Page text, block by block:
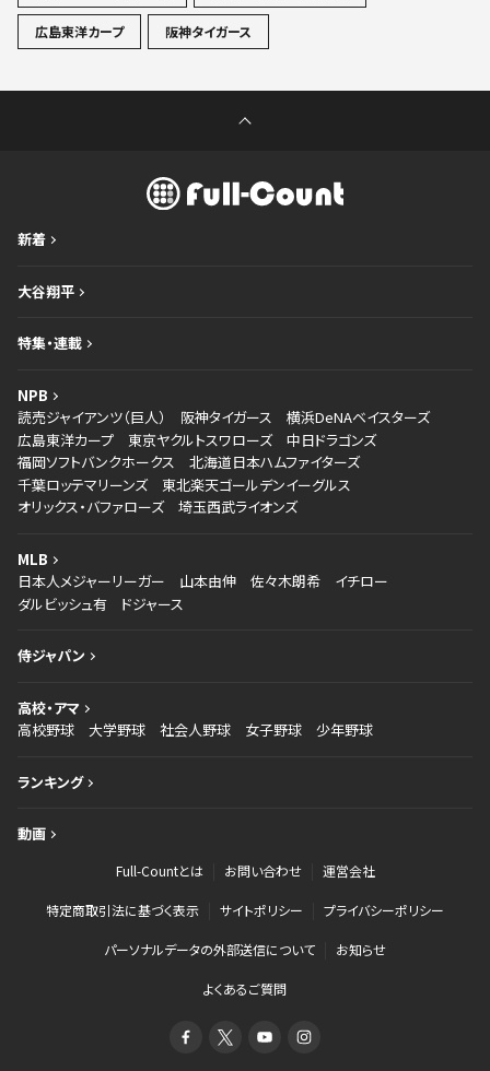
広島東洋カープ 阪神タイガース
新着
大谷翔平
特集・連載
NPB
読売ジャイアンツ（巨人）
阪神タイガース
横浜DeNAベイスターズ
広島東洋カープ
東京ヤクルトスワローズ
中日ドラゴンズ
福岡ソフトバンクホークス
北海道日本ハムファイターズ
千葉ロッテマリーンズ
東北楽天ゴールデンイーグルス
オリックス・バファローズ
埼玉西武ライオンズ
MLB
日本人メジャーリーガー
山本由伸 佐々木朗希
イチロー
ダルビッシュ有
ドジャース
侍ジャパン
高校・アマ
高校野球
大学野球 社会人野球 女子野球 少年野球
ランキング
動画
Full-Countとは お問い合わせ 運営会社
特定商取引法に基づく表示 サイトポリシー プライバシーポリシー
パーソナルデータの外部送信について お知らせ
よくあるご質問